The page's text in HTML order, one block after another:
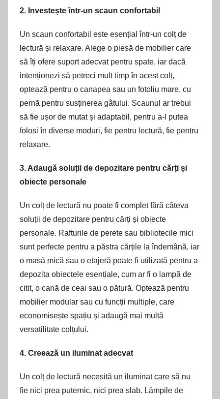
2. Investește într-un scaun confortabil
Un scaun confortabil este esențial într-un colț de
lectură și relaxare. Alege o piesă de mobilier care
să îți ofere suport adecvat pentru spate, iar dacă
intenționezi să petreci mult timp în acest colț,
optează pentru o canapea sau un fotoliu mare, cu
pernă pentru susținerea gâtului. Scaunul ar trebui
să fie ușor de mutat și adaptabil, pentru a-l putea
folosi în diverse moduri, fie pentru lectură, fie pentru
relaxare.
3. Adaugă soluții de depozitare pentru cărți și
obiecte personale
Un colț de lectură nu poate fi complet fără câteva
soluții de depozitare pentru cărți și obiecte
personale. Rafturile de perete sau bibliotecile mici
sunt perfecte pentru a păstra cărțile la îndemână, iar
o masă mică sau o etajeră poate fi utilizată pentru a
depozita obiectele esențiale, cum ar fi o lampă de
citit, o cană de ceai sau o pătură. Optează pentru
mobilier modular sau cu funcții multiple, care
economisește spațiu și adaugă mai multă
versatilitate colțului.
4. Creează un iluminat adecvat
Un colț de lectură necesită un iluminat care să nu
fie nici prea puternic, nici prea slab. Lămpile de